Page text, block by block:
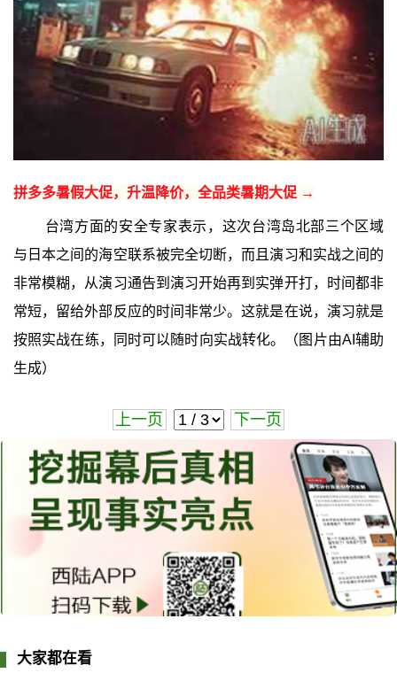
拼多多暑假大促，升温降价，全品类暑期大促 →
台湾方面的安全专家表示，这次台湾岛北部三个区域
与日本之间的海空联系被完全切断，而且演习和实战之间的
非常模糊，从演习通告到演习开始再到实弹开打，时间都非
常短，留给外部反应的时间非常少。这就是在说，演习就是
按照实战在练，同时可以随时向实战转化。（图片由AI辅助
生成）
上一页 下一页
大家都在看